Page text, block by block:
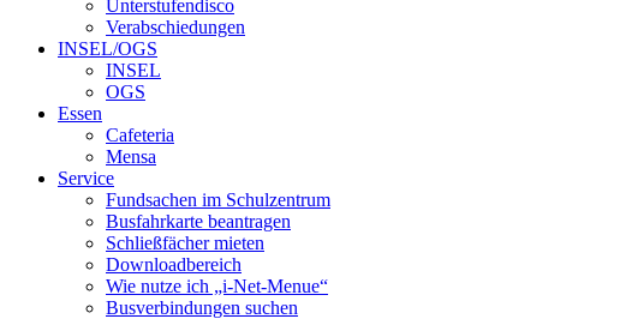
Unterstufendisco
Verabschiedungen
INSEL/OGS
INSEL
OGS
Essen
Cafeteria
Mensa
Service
Fundsachen im Schulzentrum
Busfahrkarte beantragen
Schließfächer mieten
Downloadbereich
Wie nutze ich „i-Net-Menue“
Busverbindungen suchen